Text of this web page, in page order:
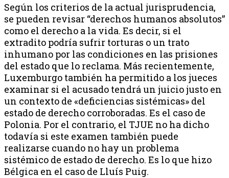
Según los criterios de la actual jurisprudencia,
se pueden revisar “derechos humanos absolutos”
como el derecho a la vida. Es decir, si el
extradito podría sufrir torturas o un trato
inhumano por las condiciones en las prisiones
del estado que lo reclama. Más recientemente,
Luxemburgo también ha permitido a los jueces
examinar si el acusado tendrá un juicio justo en
un contexto de «deficiencias sistémicas» del
estado de derecho corroboradas. Es el caso de
Polonia. Por el contrario, el TJUE no ha dicho
todavía si este examen también puede
realizarse cuando no hay un problema
sistémico de estado de derecho. Es lo que hizo
Bélgica en el caso de Lluís Puig.